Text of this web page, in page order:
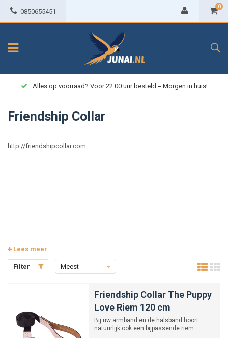
0850655451
0
Alles op voorraad? Voor 22:00 uur besteld = Morgen in huis!
Friendship Collar
http://friendshipcollar.com
Lees meer
Filter
Meest
Friendship Collar The Puppy
Love Riem 120 cm
Bij uw armband en de halsband hoort
natuurlijk ook een bijpassende riem